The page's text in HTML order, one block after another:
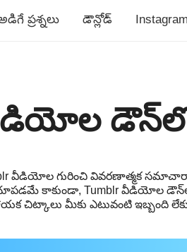
ప్రశ్నలు డౌన్లోడ్
వీడియోల గురించి వివరణాత్మక
కాకుండా, Tumblr వీడియోల
చిట్కాలు మీకు ఎటువంటి ఇబ్బంది